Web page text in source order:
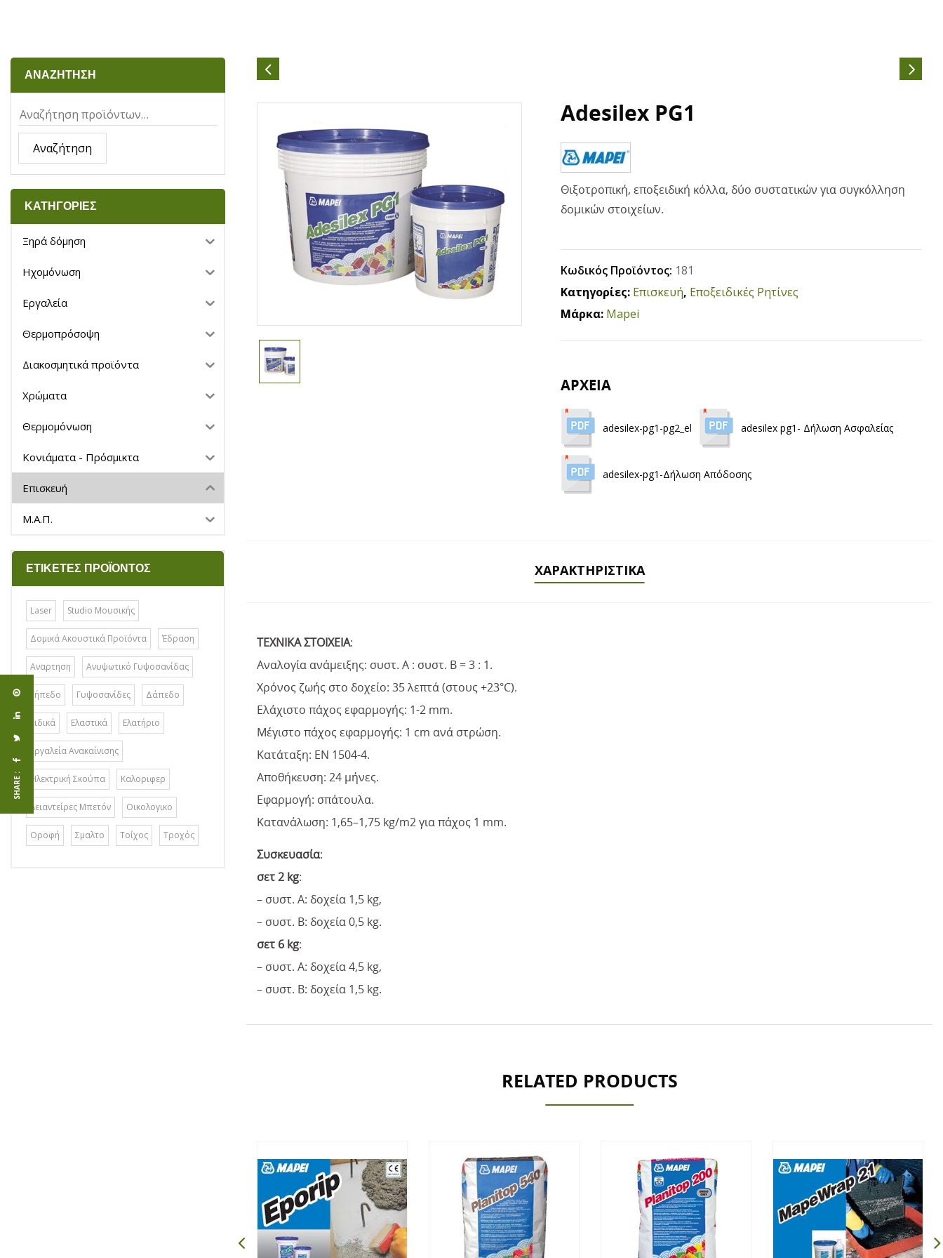
ΑΝΑΖΗΤΗΣΗ
Αναζήτηση
ΚΑΤΗΓΟΡΙΕΣ
Ξηρά δόμηση
Ηχομόνωση
Εργαλεία
Θερμοπρόσοψη
Διακοσμητικά προϊόντα
Χρώματα
Θερμομόνωση
Κονιάματα - Πρόσμικτα
Επισκευή
Μ.Α.Π.
ΕΤΙΚΈΤΕΣ ΠΡΟΪΌΝΤΟΣ
Laser Studio Μουσικής
Δομικά Ακουστικά Προϊόντα Έδραση
Αναρτηση Ανυψωτικό Γυψοσανίδας
Γήπεδο Γυψοσανίδες Δάπεδο
Ειδικά Ελαστικά Ελατήριο
Εργαλεία Ανακαίνισης
Ηλεκτρική Σκούπα Καλοριφερ
Λειαντείρες Μπετόν Οικολογικο
Οροφή Σμαλτο Τοίχος Τροχός
Adesilex PG1
Θιξοτροπική, εποξειδική κόλλα, δύο συστατικών για συγκόλληση
δομικών στοιχείων.
Κωδικός Προϊόντος: 181
Κατηγορίες: Επισκευή, Εποξειδικές Ρητίνες
Μάρκα: Mapei
ΑΡΧΕΙΑ
adesilex-pg1-pg2_el adesilex pg1- Δήλωση Ασφαλείας
adesilex-pg1-Δήλωση Απόδοσης
ΧΑΡΑΚΤΗΡΙΣΤΙΚΆ
ΤΕΧΝΙΚΑ ΣΤΟΙΧΕΙΑ:
Αναλογία ανάμειξης: συστ. Α : συστ. Β = 3 : 1.
Χρόνος ζωής στο δοχείο: 35 λεπτά (στους +23°C).
Ελάχιστο πάχος εφαρμογής: 1-2 mm.
Μέγιστο πάχος εφαρμογής: 1 cm ανά στρώση.
Κατάταξη: ΕΝ 1504-4.
Αποθήκευση: 24 μήνες.
Εφαρμογή: σπάτουλα.
Κατανάλωση: 1,65–1,75 kg/m2 για πάχος 1 mm.
Συσκευασία:
σετ 2 kg:
– συστ. Α: δοχεία 1,5 kg,
– συστ. Β: δοχεία 0,5 kg.
σετ 6 kg:
– συστ. Α: δοχεία 4,5 kg,
– συστ. Β: δοχεία 1,5 kg.
SHARE :
RELATED PRODUCTS